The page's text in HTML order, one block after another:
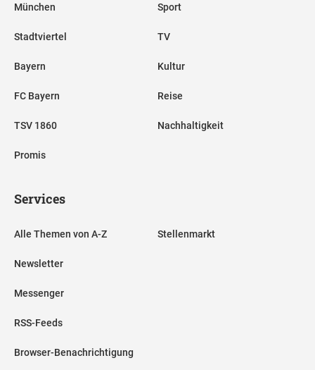
München
Stadtviertel
Bayern
FC Bayern
TSV 1860
Promis
Sport
TV
Kultur
Reise
Nachhaltigkeit
Services
Alle Themen von A-Z
Newsletter
Messenger
RSS-Feeds
Browser-Benachrichtigung
Stellenmarkt